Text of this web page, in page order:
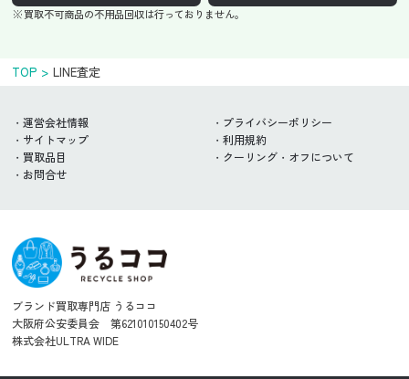
買取不可商品の不用品回収は行っておりません。
TOP LINE査定
運営会社情報
プライバシーポリシー
サイトマップ
利用規約
買取品目
クーリング・オフについて
お問合せ
ブランド買取専門店 うるココ
大阪府公安委員会 第621010150402号
株式会社ULTRA WIDE